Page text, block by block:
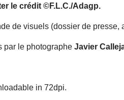
le crédit ©F.L.C./Adagp.
de visuels (dossier de
par le photographe Javier
in 72dpi.